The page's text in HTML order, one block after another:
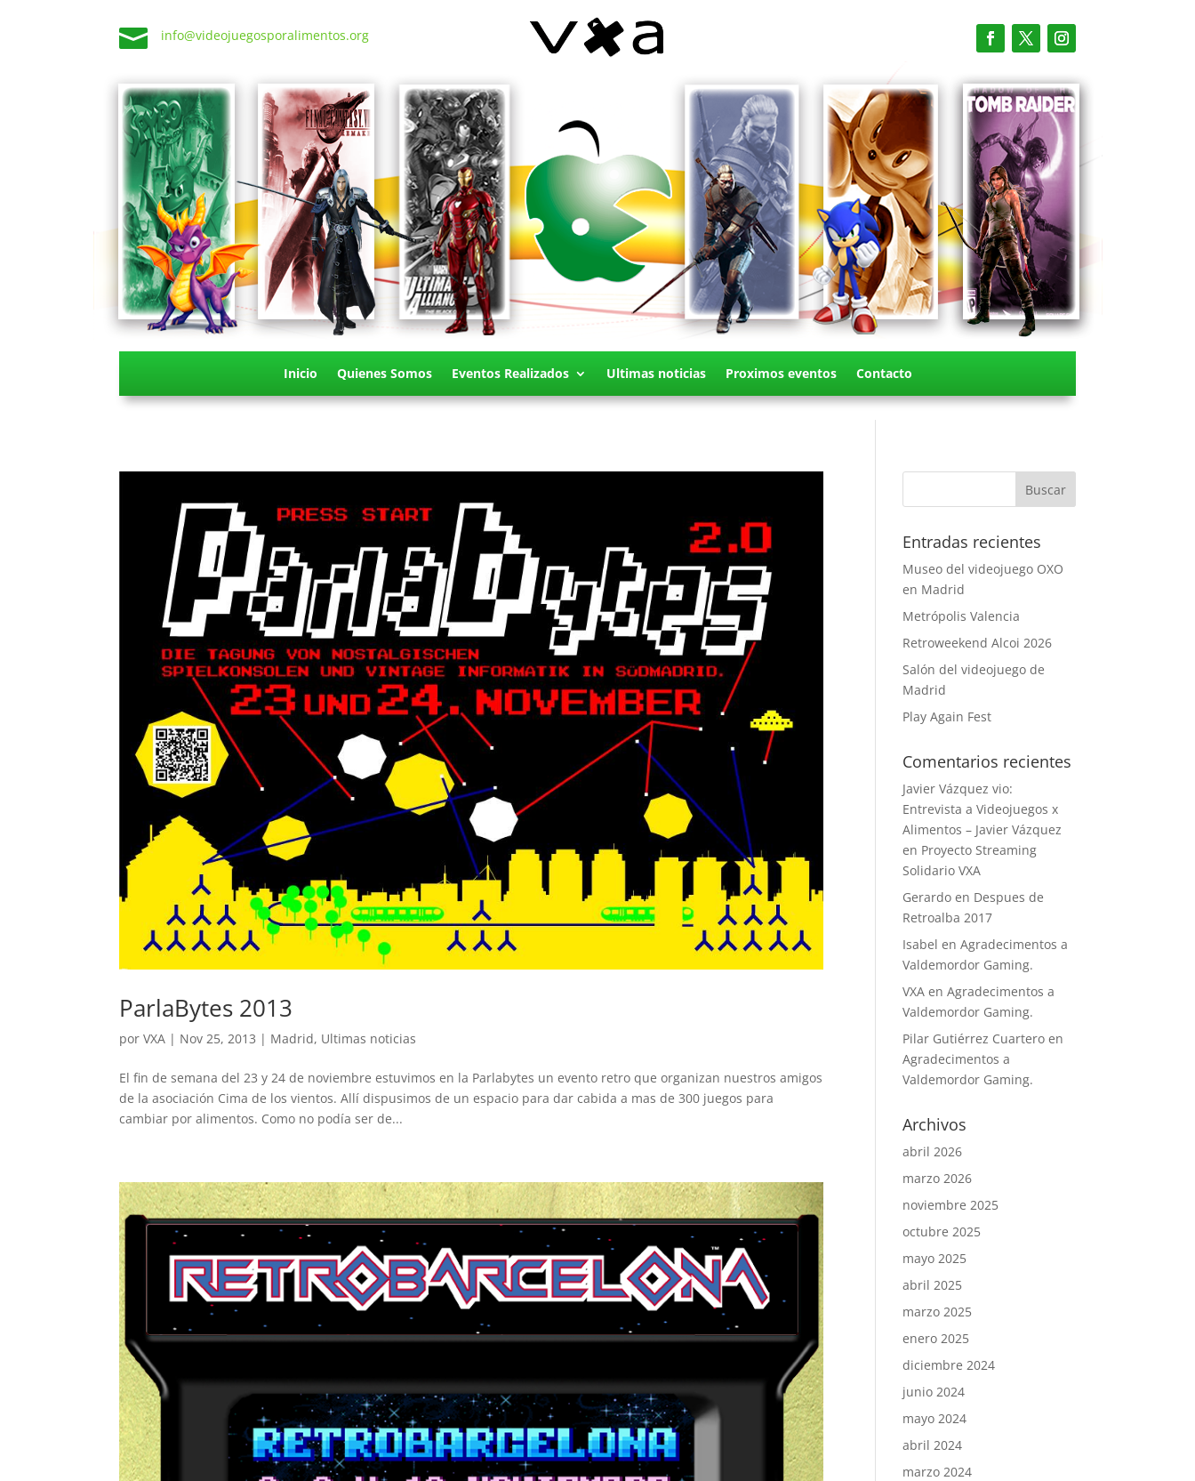
 info@videojuegosporalimentos.org
Inicio Quienes Somos Eventos Realizados Ultimas noticias Proximos eventos Contacto
ParlaBytes 2013
porVXA | Nov 25, 2013 | Madrid, Ultimas noticias
El fin de semana del 23 y 24 de noviembre estuvimos en la Parlabytes un evento retro que organizan nuestros amigos
de la asociación Cima de los vientos. Allí dispusimos de un espacio para dar cabida a mas de 300 juegos para
cambiar por alimentos. Como no podía ser de...
Entradas recientes
Museo del videojuego OXO
en Madrid
Metrópolis Valencia
Retroweekend Alcoi 2026
Salón del videojuego de
Madrid
Play Again Fest
Comentarios recientes
Javier Vázquez vio:
Entrevista a Videojuegos x
Alimentos – Javier Vázquez
en Proyecto Streaming
Solidario VXA
Gerardo en Despues de
Retroalba 2017
Isabel enAgradecimentos a
Valdemordor Gaming.
VXA enAgradecimentos a
Valdemordor Gaming.
Pilar Gutiérrez Cuartero en
Agradecimentos a
Valdemordor Gaming.
Archivos
abril 2026
marzo 2026
noviembre 2025
octubre 2025
mayo 2025
abril 2025
marzo 2025
enero 2025
diciembre 2024
junio 2024
mayo 2024
abril 2024
marzo 2024